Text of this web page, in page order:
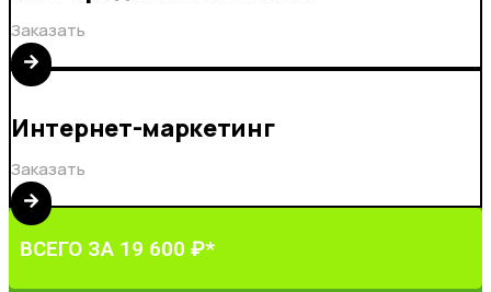
Заказать
Интернет-маркетинг
Заказать
ВСЕГО ЗА 19 600 ₽*